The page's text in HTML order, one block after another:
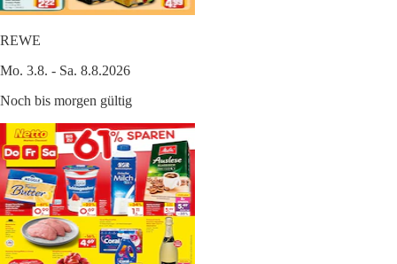
REWE
Mo. 3.8. - Sa. 8.8.2026
Noch bis morgen gültig